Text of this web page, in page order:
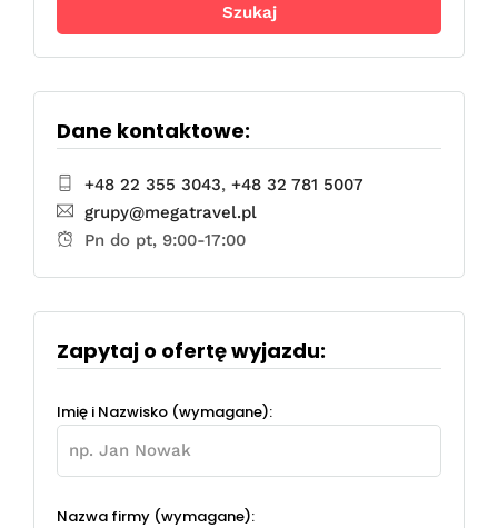
Dane kontaktowe:
+48 22 355 3043, +48 32 781 5007
grupy@megatravel.pl
Pn do pt, 9:00-17:00
Zapytaj o ofertę wyjazdu:
Imię i Nazwisko (wymagane):
Nazwa firmy (wymagane):